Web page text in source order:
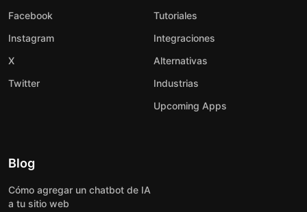
Facebook
Instagram
X
Twitter
Tutoriales
Integraciones
Alternativas
Industrias
Upcoming Apps
Blog
Cómo agregar un chatbot de IA
a tu sitio web